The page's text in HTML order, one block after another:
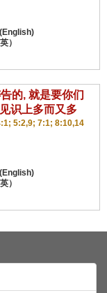
的, 就是要你们
识上多而又多
5:2,9; 7:1; 8:10,14